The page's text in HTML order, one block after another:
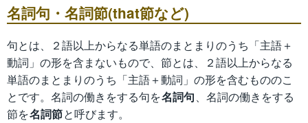
名詞句・名詞節(that節など)
句とは、２語以上からなる単語のまとまりのうち「主語＋
動詞」の形を含まないもので、節とは、２語以上からなる
単語のまとまりのうち「主語＋動詞」の形を含むもののこ
とです。名詞の働きをする句を名詞句、名詞の働きをする
節を名詞節と呼びます。